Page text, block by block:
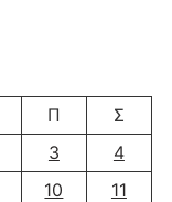
Π
Σ
3
4
10
11